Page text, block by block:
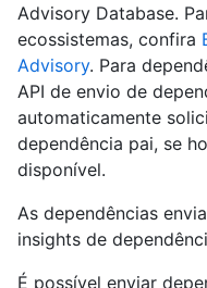
Advisory Database.
ecossistemas, confira
Advisory. Para
API de envio de
automaticamente
dependência pai, se
disponível.
As dependências
insights de
É possível enviar